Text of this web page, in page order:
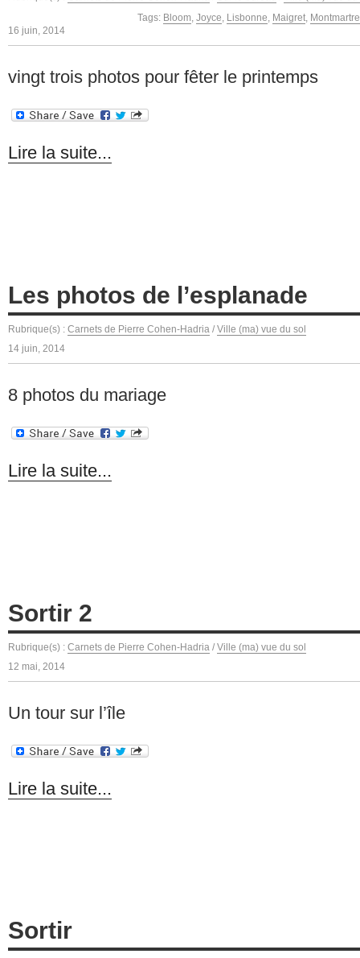
Tags: Bloom, Joyce, Lisbonne, Maigret, Montmartre
16 juin, 2014
vingt trois photos pour fêter le printemps
Lire la suite...
Les photos de l’esplanade
Rubrique(s) : Carnets de Pierre Cohen-Hadria / Ville (ma) vue du sol
14 juin, 2014
8 photos du mariage
Lire la suite...
Sortir 2
Rubrique(s) : Carnets de Pierre Cohen-Hadria / Ville (ma) vue du sol
12 mai, 2014
Un tour sur l’île
Lire la suite...
Sortir